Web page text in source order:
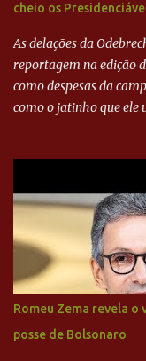
CRUZEIRO - RONALDO
cheio os
As delações da
reportagem na edição
como despesas da
como o jatinho que ele
Executiva Nacional do
texto também põe fim
revista que o codinome
empreiteira refere-se
Alckmin (PSDB) —
diretamente com o
dinheiro da Odebrecht
mais... A Lava Jato
Romeu Zema revela
posse de Bolsonaro